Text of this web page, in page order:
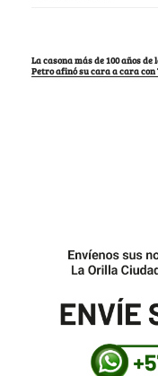
La casona más de 100 años
Petro afinó su cara a cara